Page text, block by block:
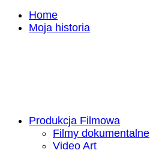
Home
Moja historia
Produkcja Filmowa
Filmy dokumentalne
Video Art